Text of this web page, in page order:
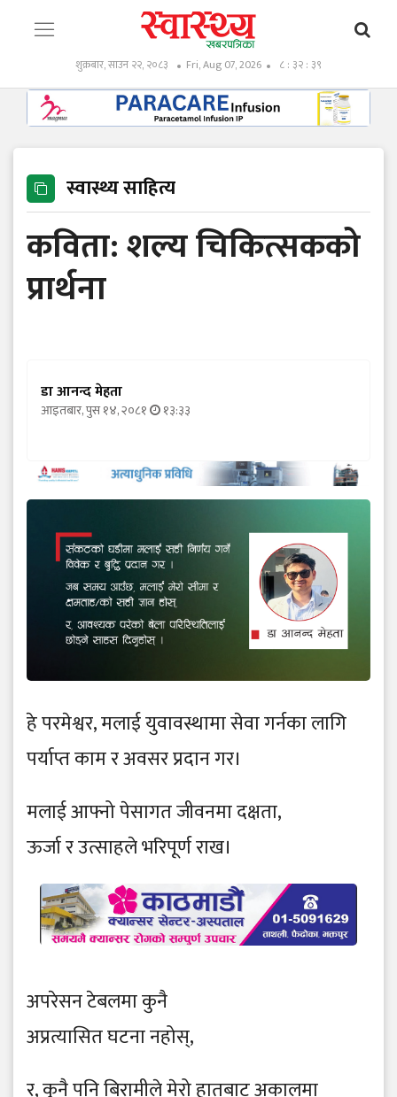
शुक्रबार, साउन २२, २०८३ Fri, Aug 07, 2026 ८ : ३२ : ४०
स्वास्थ्य साहित्य
कविता: शल्य चिकित्सकको
प्रार्थना
डा आनन्द मेहता
आइतबार, पुस १४, २०८१ १३:३३
हे परमेश्वर, मलाई युवावस्थामा सेवा गर्नका लागि
पर्याप्त काम र अवसर प्रदान गर।
मलाई आफ्नो पेसागत जीवनमा दक्षता,
ऊर्जा र उत्साहले भरिपूर्ण राख।
अपरेसन टेबलमा कुनै
अप्रत्यासित घटना नहोस्,